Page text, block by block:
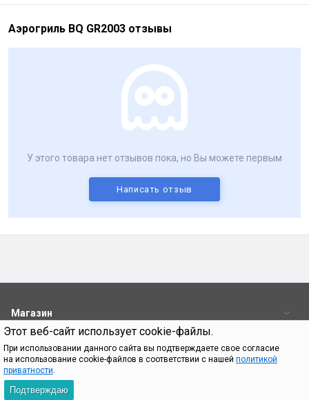
Этот веб-сайт использует cookie-файлы.
При использовании данного сайта вы подтверждаете свое согласие
на использование cookie-файлов в соответствии с нашей политикой
приватности.
Подтверждаю
Аэрогриль BQ GR2003 отзывы
У этого товара нет отзывов пока, но Вы можете первым
Написать отзыв
Магазин
Контакты